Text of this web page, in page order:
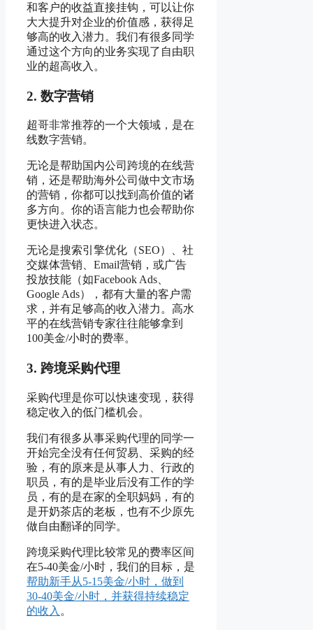
和客户的收益直接挂钩，可以让你
大大提升对企业的价值感，获得足
够高的收入潜力。我们有很多同学
通过这个方向的业务实现了自由职
业的超高收入。
2. 数字营销
超哥非常推荐的一个大领域，是在
线数字营销。
无论是帮助国内公司跨境的在线营
销，还是帮助海外公司做中文市场
的营销，你都可以找到高价值的诸
多方向。你的语言能力也会帮助你
更快进入状态。
无论是搜索引擎优化（SEO）、社
交媒体营销、Email营销，或广告
投放技能（如Facebook Ads、
Google Ads），都有大量的客户需
求，并有足够高的收入潜力。高水
平的在线营销专家往往能够拿到
100美金/小时的费率。
3. 跨境采购代理
采购代理是你可以快速变现，获得
稳定收入的低门槛机会。
我们有很多从事采购代理的同学一
开始完全没有任何贸易、采购的经
验，有的原来是从事人力、行政的
职员，有的是毕业后没有工作的学
员，有的是在家的全职妈妈，有的
是开奶茶店的老板，也有不少原先
做自由翻译的同学。
跨境采购代理比较常见的费率区间
在5-40美金/小时，我们的目标，是
帮助新手从5-15美金/小时，做到
30-40美金/小时，并获得持续稳定
的收入 。